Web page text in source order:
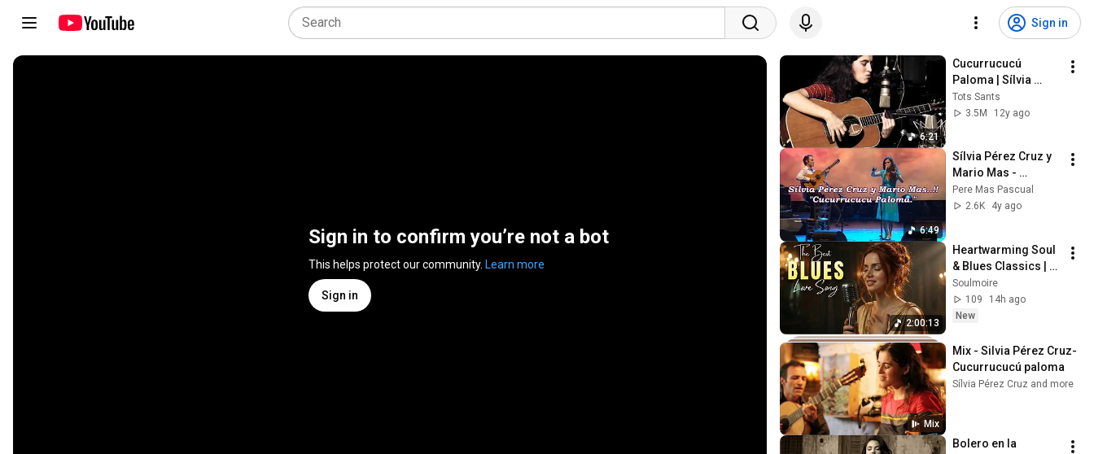
Sign in
Sign in to confirm you’re not a bot
This helps protect our community. Learn more
Sign in
6:21
Cucurrucucú
Paloma | Sílvia
Pérez Cruz i Raül
Fernández
Tots Sants
3.5M
12y ago
6:49
Sílvia Pérez Cruz y
Mario Mas -
Cucurrucucu
Paloma - 17è
Pere Mas Pascual
2.6K
4y ago
2:00:13
Heartwarming Soul
& Blues Classics |
Romantic Collection
Inspired by Etta
James
Soulmoire
109
14h ago
New
Mix
Mix - Silvia Pérez Cruz-
Cucurrucucú paloma
Sílvia Pérez Cruz and more
Bolero en la